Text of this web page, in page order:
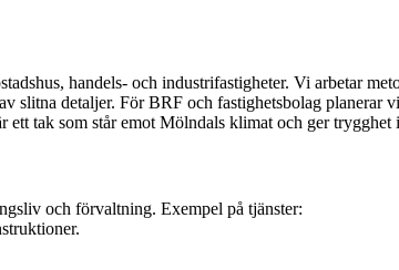
handels- och industrifastigheter. Vi arbetar
detaljer. För BRF och fastighetsbolag planerar
tak som står emot Mölndals klimat och ger trygghet
och förvaltning. Exempel på tjänster: